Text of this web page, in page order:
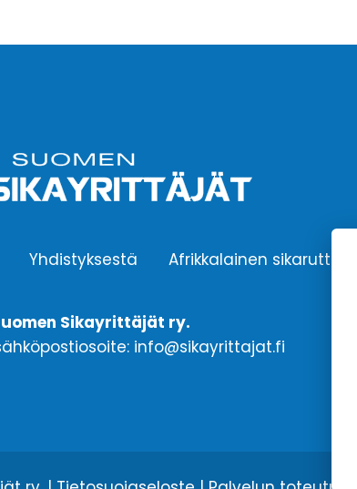
Yhdistyksestä Afrikkalainen sikarutto
Sikayrittäjät ry.
info@sikayrittajat.fi